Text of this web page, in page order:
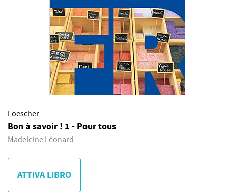
Loescher
Bon à savoir ! 1 - Pour tous
Madeleine Léonard
ATTIVA LIBRO